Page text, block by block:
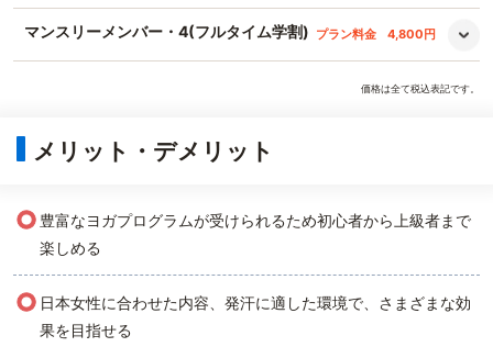
マンスリーメンバー・4(フルタイム学割) プラン料金 4,800円
価格は全て税込表記です。
メリット・デメリット
○ 豊富なヨガプログラムが受けられるため初心者から上級者まで
楽しめる
○ 日本女性に合わせた内容、発汗に適した環境で、さまざまな効
果を目指せる